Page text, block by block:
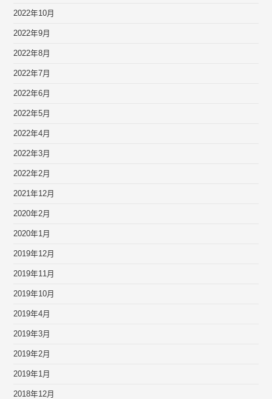
2022年10月
2022年9月
2022年8月
2022年7月
2022年6月
2022年5月
2022年4月
2022年3月
2022年2月
2021年12月
2020年2月
2020年1月
2019年12月
2019年11月
2019年10月
2019年4月
2019年3月
2019年2月
2019年1月
2018年12月